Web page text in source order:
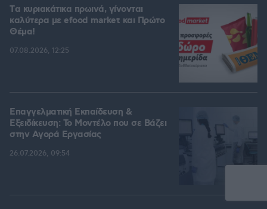
Tα κυριακάτικα πρωινά, γίνονται
καλύτερα με efood market και Πρώτο
Θέμα!
07.08.2026, 12:25
Επαγγελματική Εκπαίδευση &
Εξειδίκευση: Το Mοντέλο που σε Bάζει
στην Aγορά Eργασίας
26.07.2026, 09:54